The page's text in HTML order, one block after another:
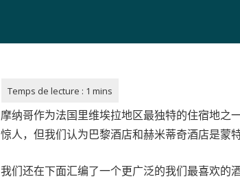
摩纳哥作为法国里维埃拉地区最独特的住宿地之
惊人，但我们认为巴黎酒店和赫米蒂奇酒店是蒙
我们还在下面汇编了一个更广泛的我们最喜欢的